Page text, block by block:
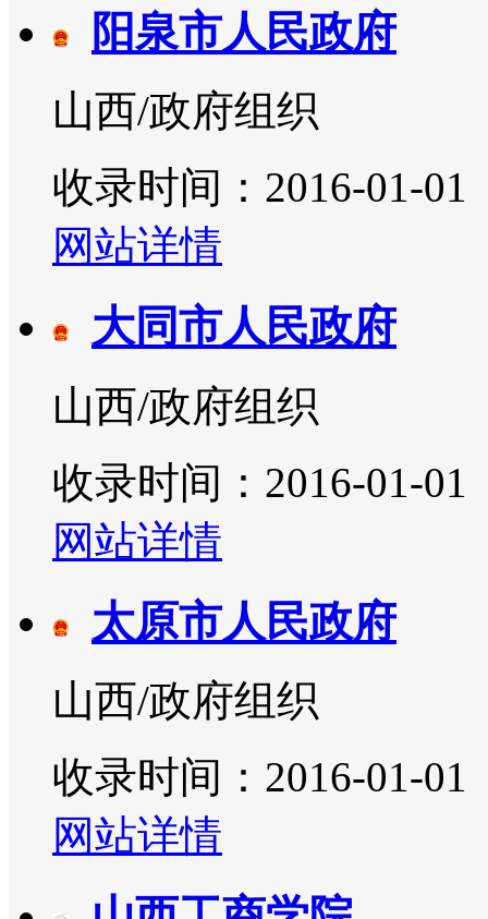
阳泉市人民政府
山西/政府组织
收录时间：2016-01-01
网站详情
大同市人民政府
山西/政府组织
收录时间：2016-01-01
网站详情
太原市人民政府
山西/政府组织
收录时间：2016-01-01
网站详情